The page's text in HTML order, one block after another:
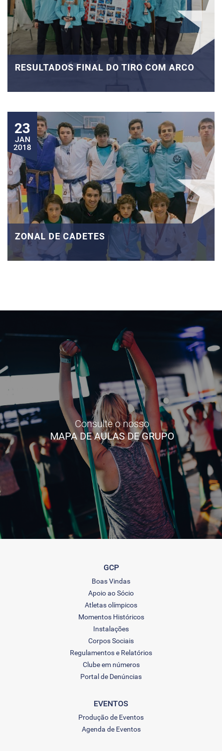
RESULTADOS FINAL DO TIRO COM ARCO
23
JAN
2018
ZONAL DE CADETES
Consulte o nosso
MAPA DE AULAS DE GRUPO
GCP
Boas Vindas
Apoio ao Sócio
Atletas olímpicos
Momentos Históricos
Instalações
Corpos Sociais
Regulamentos e Relatórios
Clube em números
Portal de Denúncias
EVENTOS
Produção de Eventos
Agenda de Eventos